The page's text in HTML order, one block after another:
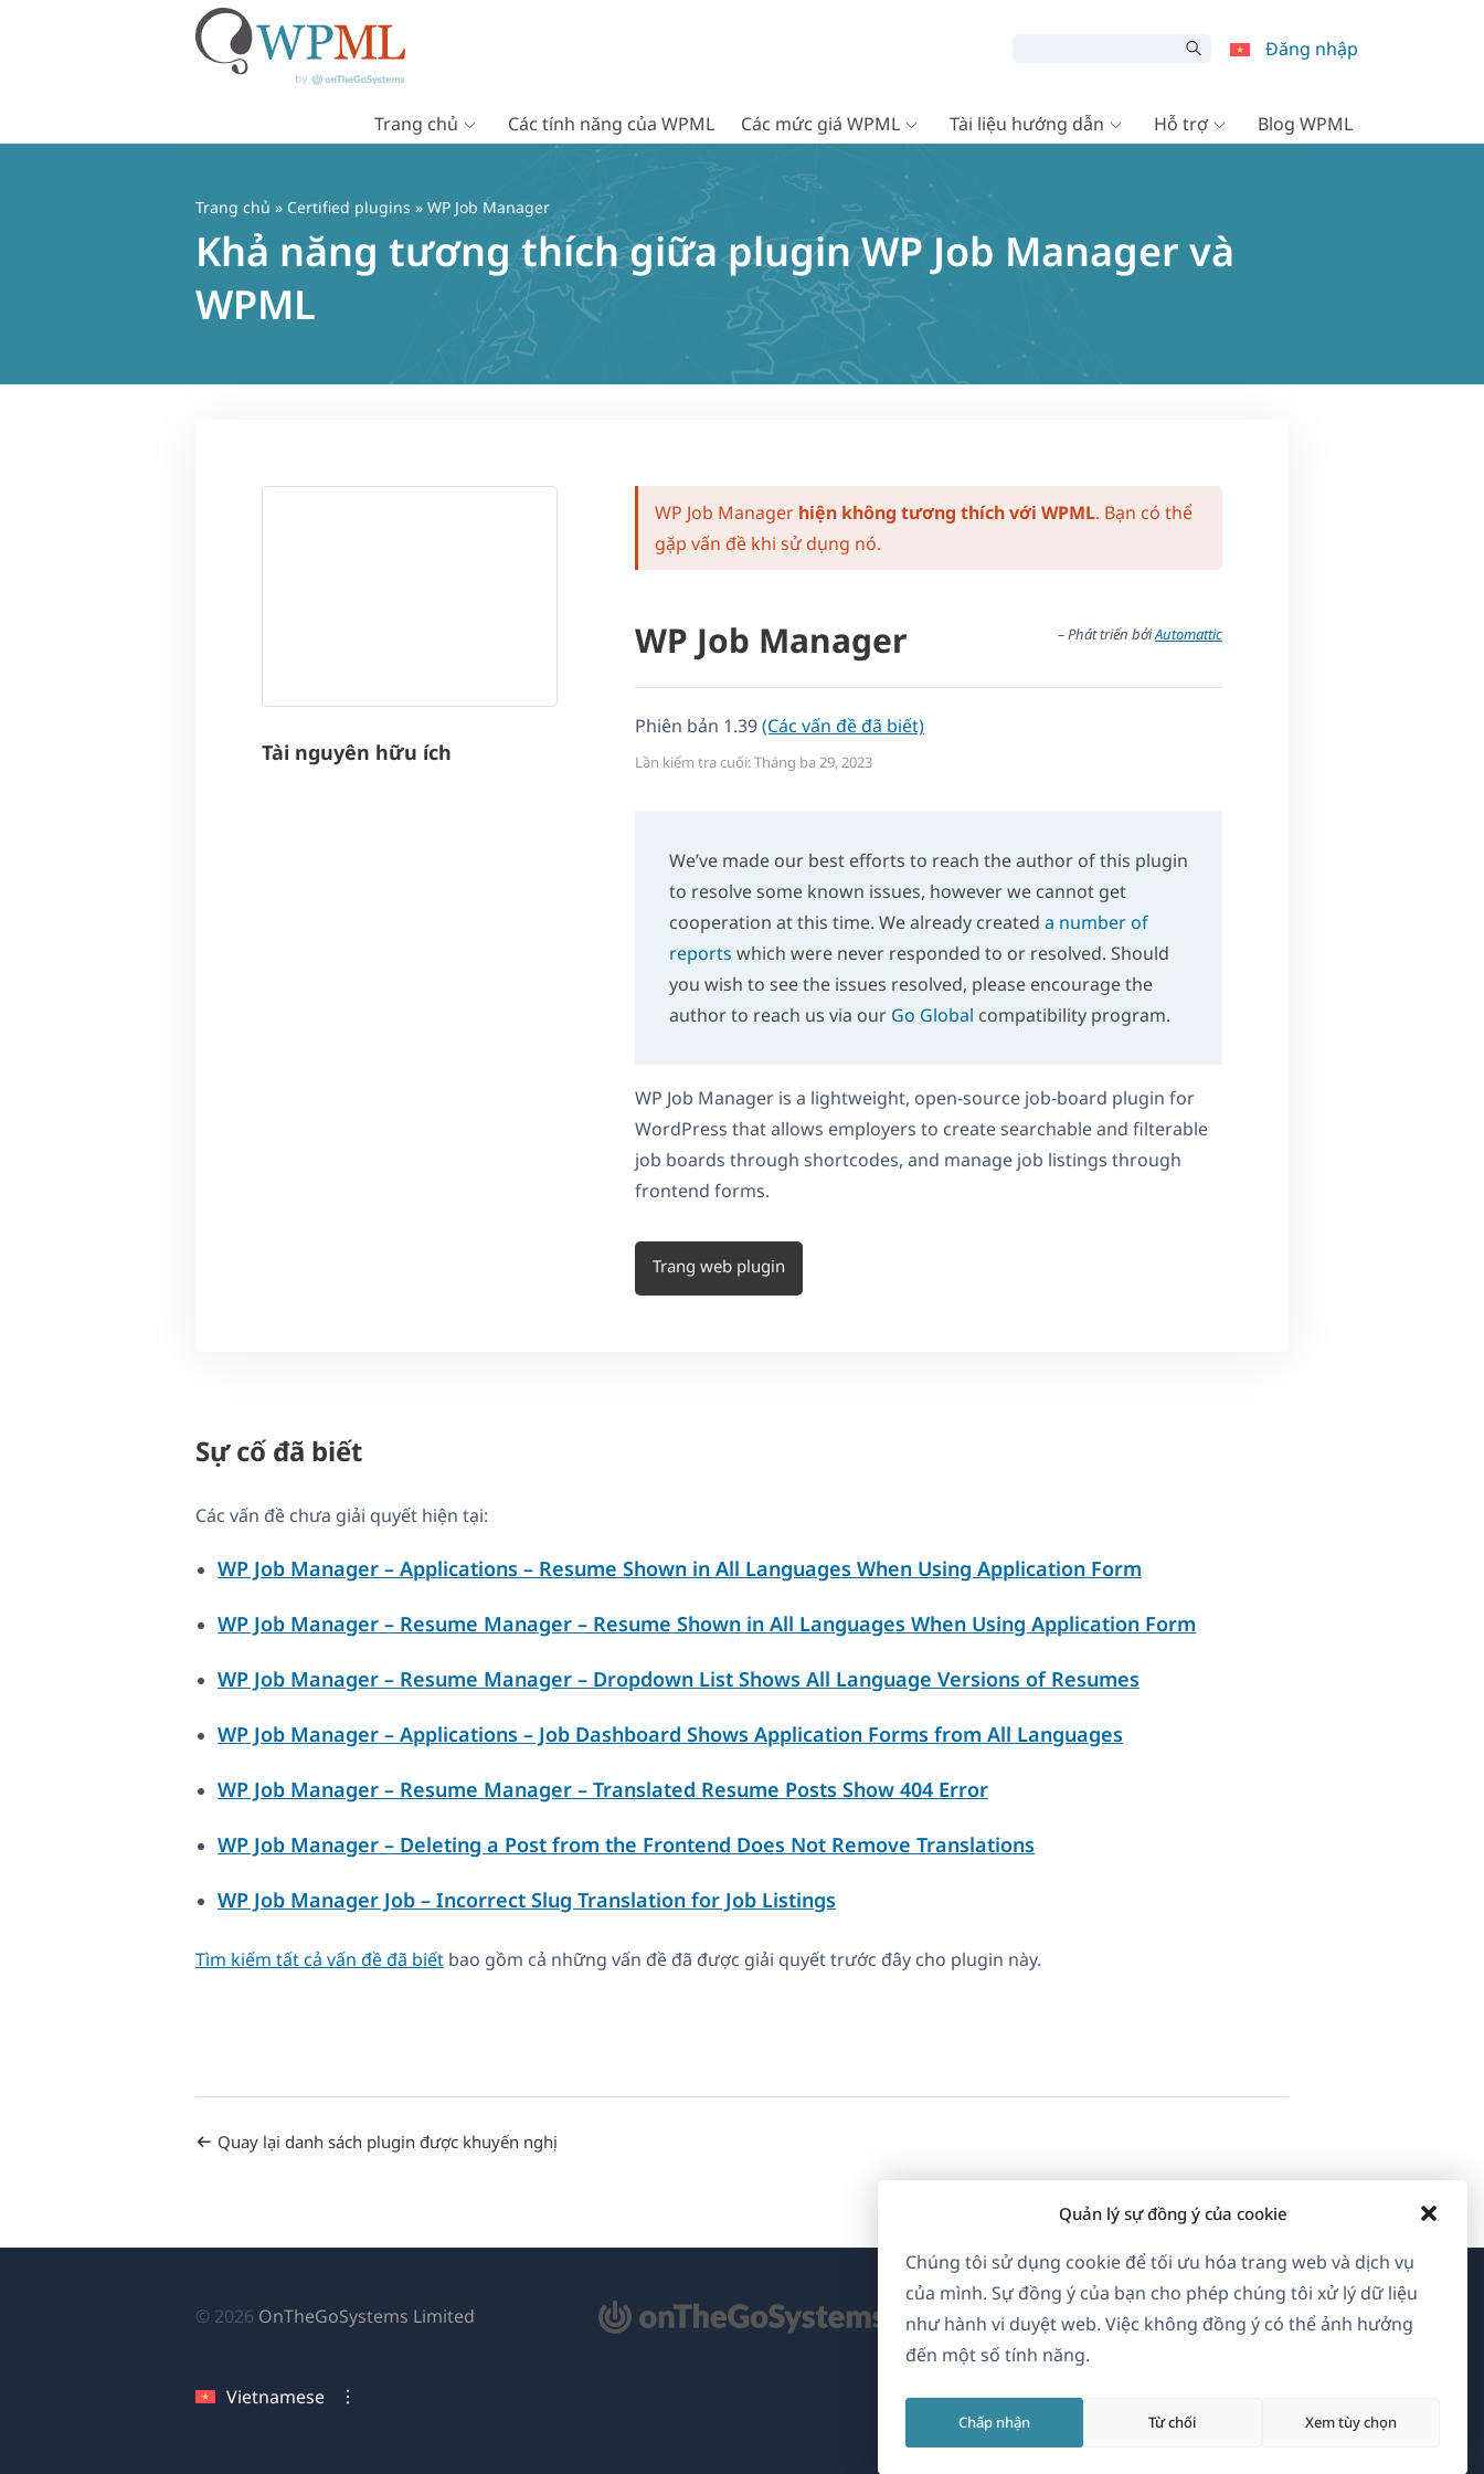
Quản lý sự đồng ý của cookie
Chúng tôi sử dụng cookie để tối ưu hóa trang web và dịch vụ
của mình. Sự đồng ý của bạn cho phép chúng tôi xử lý dữ liệu
như hành vi duyệt web. Việc không đồng ý có thể ảnh hưởng
đến một số tính năng.
Chấp nhận Từ chối Xem tùy chọn
Đăng nhập
Trang chủ Các tính năng của WPML Các mức giá WPML Tài liệu hướng dẫn Hỗ trợ Blog WPML
Trang chủ » Certified plugins » WP Job Manager
Khả năng tương thích giữa plugin WP Job Manager và
WPML
Tài nguyên hữu ích
WP Job Manager hiện không tương thích với WPML. Bạn có thể
gặp vấn đề khi sử dụng nó.
WP Job Manager – Phát triển bởiAutomattic
Phiên bản 1.39(Các vấn đề đã biết)
Lần kiểm tra cuối: Tháng ba 29, 2023
We’ve made our best efforts to reach the author of this plugin
to resolve some known issues, however we cannot get
cooperation at this time. We already created a number of
reports which were never responded to or resolved. Should
you wish to see the issues resolved, please encourage the
author to reach us via our Go Global compatibility program.
WP Job Manager is a lightweight, open-source job-board plugin for
WordPress that allows employers to create searchable and filterable
job boards through shortcodes, and manage job listings through
frontend forms.
Trang web plugin
Sự cố đã biết
Các vấn đề chưa giải quyết hiện tại:
WP Job Manager – Applications – Resume Shown in All Languages When Using Application Form
WP Job Manager – Resume Manager – Resume Shown in All Languages When Using Application Form
WP Job Manager – Resume Manager – Dropdown List Shows All Language Versions of Resumes
WP Job Manager – Applications – Job Dashboard Shows Application Forms from All Languages
WP Job Manager – Resume Manager – Translated Resume Posts Show 404 Error
WP Job Manager – Deleting a Post from the Frontend Does Not Remove Translations
WP Job Manager Job – Incorrect Slug Translation for Job Listings
Tìm kiếm tất cả vấn đề đã biết bao gồm cả những vấn đề đã được giải quyết trước đây cho plugin này.
Quay lại danh sách plugin được khuyến nghị
© 2026 OnTheGoSystems Limited
Vietnamese
Về WPML
GDPR & Chính sách Bảo mật
Tham gia đội ngũ của chúng tôi
trong